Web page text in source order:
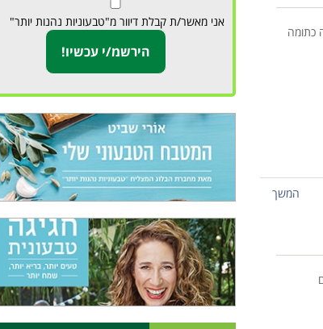
כתומה
המשך
אני מאשר/ת קבלת דיוור מ"טבעוניות נהנות יותר"